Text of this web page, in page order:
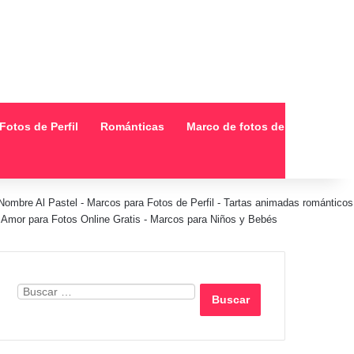
de Perfil Románticas Marco de fotos de collage
Al Pastel - Marcos para Fotos de Perfil - Tartas animadas románticos
para Fotos Online Gratis - Marcos para Niños y Bebés